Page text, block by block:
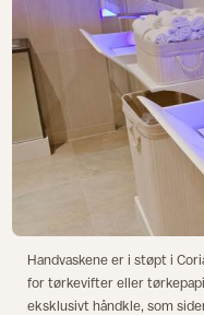
Handvaskene er i støpt i
for tørkevifter eller
eksklusivt håndkle, som